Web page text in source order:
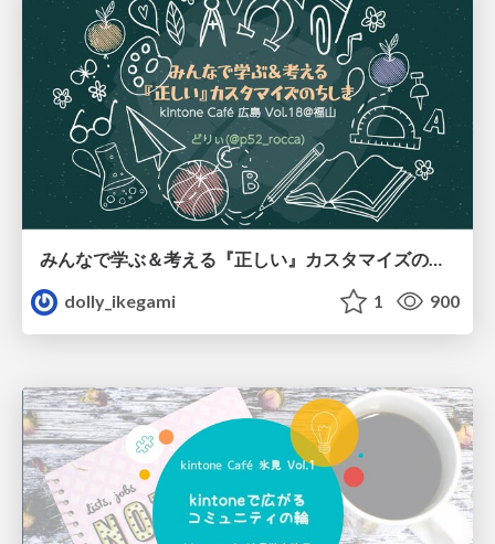
みんなで学ぶ＆考える『正しい』カスタマイズのちしき/20200221_kintonecafehirofuku-vol18
dolly_ikegami
1 900